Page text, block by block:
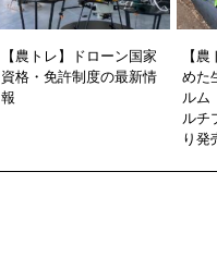
【農トレ】ドローン国家
資格・免許制度の最新情
報
【
めた
ルム
ルチ
り発